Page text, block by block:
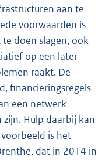
aan te
voorwaarden is
doen slagen, ook
op een later
raakt. De
financieringsregels
een netwerk
Hulp daarbij kan
is het
dat in 2014 in